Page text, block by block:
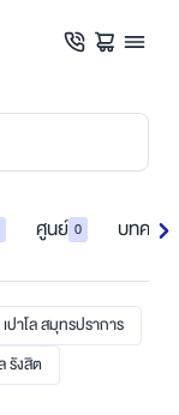
ศูนย์ 0 บทควา
เปาโล สมุทรปราการ
รังสิต